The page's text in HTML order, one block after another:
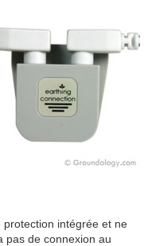
intégrée et ne
pas de connexion au